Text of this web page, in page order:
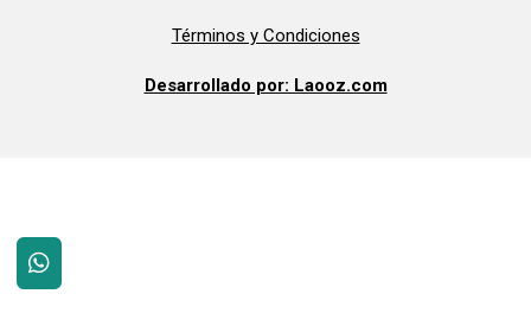
Términos y Condiciones
Desarrollado por: Laooz.com